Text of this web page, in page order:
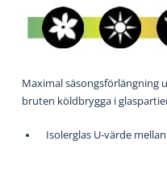
Maximal säsongsförlängning
bruten köldbrygga i
Isolerglas U-värde mellan